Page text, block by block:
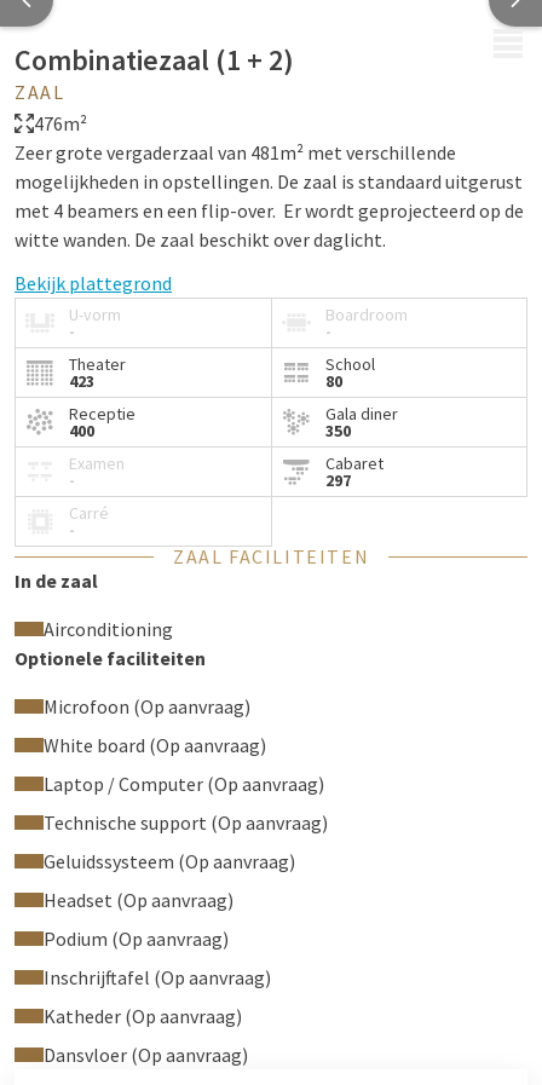
Combinatiezaal (1 + 2)
ZAAL
476m²
Zeer grote vergaderzaal van 481m² met verschillende
mogelijkheden in opstellingen. De zaal is standaard uitgerust
met 4 beamers en een flip-over. Er wordt geprojecteerd op de
witte wanden. De zaal beschikt over daglicht.
Bekijk plattegrond
U-vorm
-
Boardroom
-
Theater
423
School
80
Receptie
400
Gala diner
350
Examen
-
Cabaret
297
Carré
-
ZAAL FACILITEITEN
In de zaal
Airconditioning
Optionele faciliteiten
Microfoon (Op aanvraag)
White board (Op aanvraag)
Laptop / Computer (Op aanvraag)
Technische support (Op aanvraag)
Geluidssysteem (Op aanvraag)
Headset (Op aanvraag)
Podium (Op aanvraag)
Inschrijftafel (Op aanvraag)
Katheder (Op aanvraag)
Dansvloer (Op aanvraag)